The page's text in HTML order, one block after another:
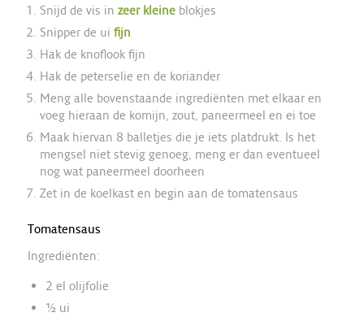
Snijd de vis in zeer kleineblokjes
Snipper de ui fijn
Hak de knoflook fijn
Hak de peterselie en de koriander
Meng alle bovenstaande ingrediënten met elkaar en
voeg hieraan de komijn, zout, paneermeel en ei toe
Maak hiervan 8 balletjes die je iets platdrukt. Is het
mengsel niet stevig genoeg, meng er dan eventueel
nog wat paneermeel doorheen
Zet in de koelkast en begin aan de tomatensaus
Tomatensaus
Ingrediënten:
2 el olijfolie
½ ui